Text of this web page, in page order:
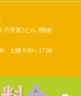
六甲第2ビル 2階南
土曜 9:00～17:00